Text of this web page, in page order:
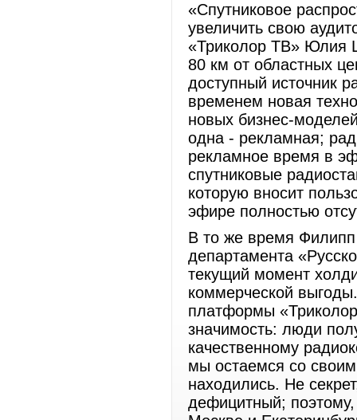
«Спутниковое
увеличить свою
«Триколор ТВ» Юлия
80 км от областных
доступный источник
временем новая
новых бизнес-
одна - рекламная;
рекламное время в
спутниковые
которую вносит
эфире полностью
В то же время Филипп
департамента
текущий момент
коммерческой
платформы
значимость: люди
качественному
мы остаемся со
находились. Не
дефицитный;